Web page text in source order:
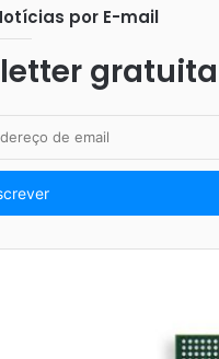
por E-mail